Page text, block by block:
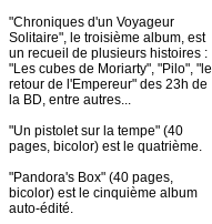
"Chroniques d'un Voyageur
Solitaire", le troisième album, est
un recueil de plusieurs histoires :
"Les cubes de Moriarty", "Pilo", "le
retour de l'Empereur" des 23h de
la BD, entre autres...
"Un pistolet sur la tempe" (40
pages, bicolor) est le quatrième.
"Pandora's Box" (40 pages,
bicolor) est le cinquième album
auto-édité.